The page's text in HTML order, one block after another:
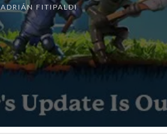
ADRIÁN FITIPALDI